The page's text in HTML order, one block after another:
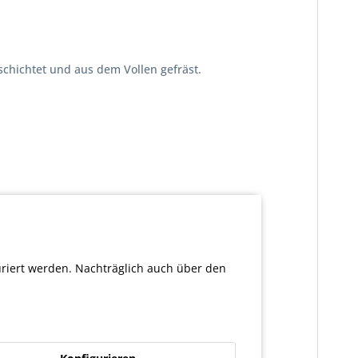
und aus dem Vollen gefräst.
werden. Nachträglich auch über den